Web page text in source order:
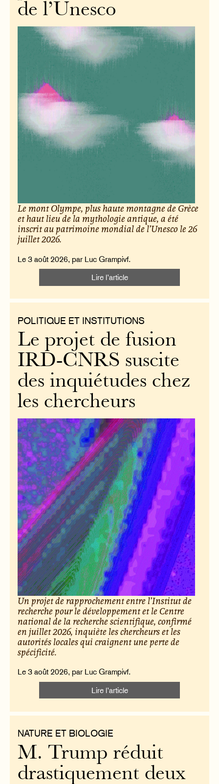
de l’Unesco
Le mont Olympe, plus haute montagne de Grèce
et haut lieu de la mythologie antique, a été
inscrit au patrimoine mondial de l’Unesco le 26
juillet 2026.
Le 3 août 2026, par Luc Grampivf.
Lire l’article
POLITIQUE ET INSTITUTIONS
Le projet de fusion
IRD-CNRS suscite
des inquiétudes chez
les chercheurs
Un projet de rapprochement entre l’Institut de
recherche pour le développement et le Centre
national de la recherche scientifique, confirmé
en juillet 2026, inquiète les chercheurs et les
autorités locales qui craignent une perte de
spécificité.
Le 3 août 2026, par Luc Grampivf.
Lire l’article
NATURE ET BIOLOGIE
M. Trump réduit
drastiquement deux